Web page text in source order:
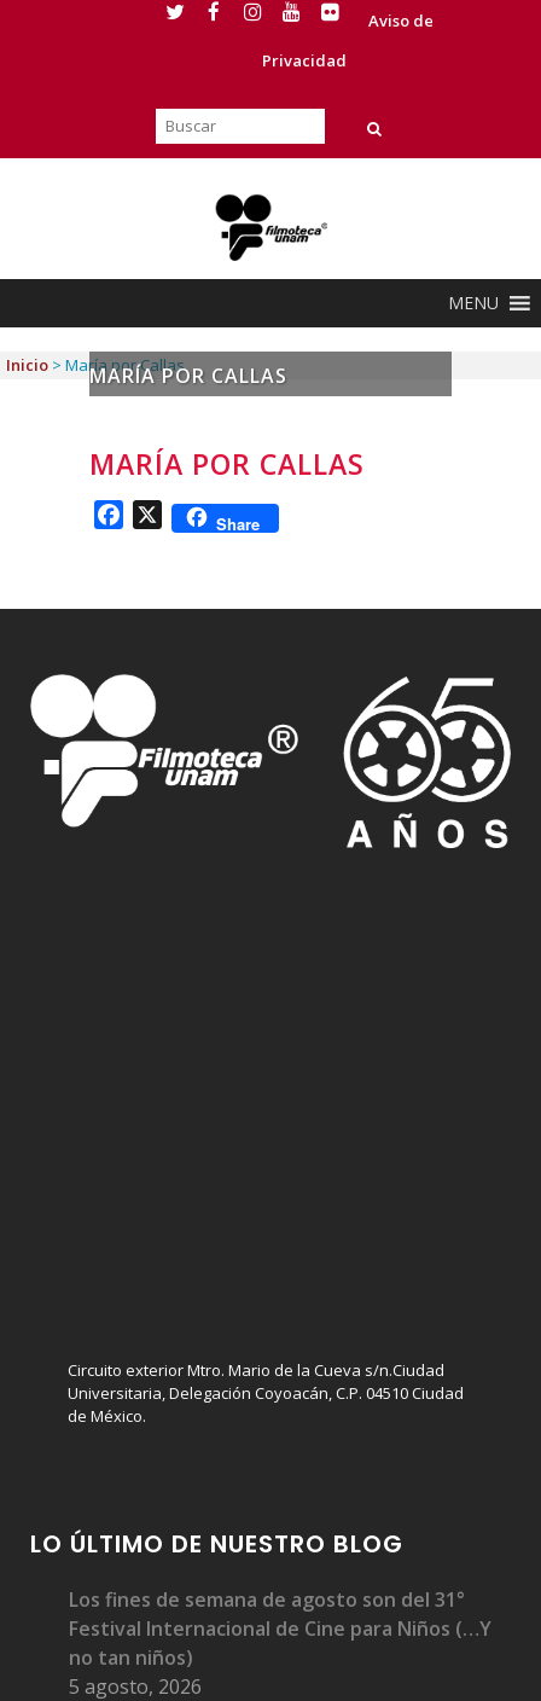
Aviso de
Privacidad
MENU
MARÍA POR CALLAS
Inicio > María por Callas
MARÍA POR CALLAS
Facebook
X Share
Circuito exterior Mtro. Mario de la Cueva s/n.Ciudad
Universitaria, Delegación Coyoacán, C.P. 04510 Ciudad
de México.
LO ÚLTIMO DE NUESTRO BLOG
Los fines de semana de agosto son del 31°
Festival Internacional de Cine para Niños (…Y
no tan niños)
5 agosto, 2026